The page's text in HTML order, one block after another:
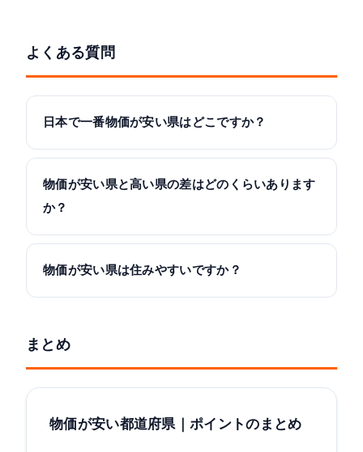
よくある質問
日本で一番物価が安い県はどこですか？
物価が安い県と高い県の差はどのくらいあります
か？
物価が安い県は住みやすいですか？
まとめ
物価が安い都道府県｜ポイントのまとめ